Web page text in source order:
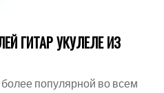
ГИТАР УКУЛЕЛЕ ИЗ
популярной во всем